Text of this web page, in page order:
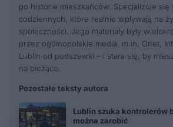
po historie mieszkańców. Specjalizuje się
codziennych, które realnie wpływają na
społeczności. Jego materiały były
przez ogólnopolskie media, m.in. Onet,
Lublin od podszewki – i stara się, by
na bieżąco.
Pozostałe teksty autora
Lublin szuka kontrolerów
można zarobić